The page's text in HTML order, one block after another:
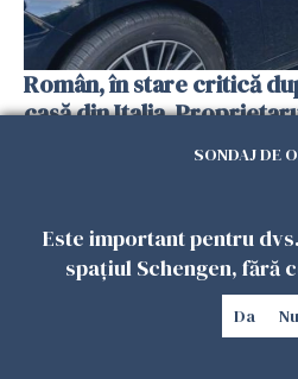
Român, în stare critică
casă din Italia.
apărat cu un cuțitSONDAJ DE
Este important pentru
spațiul Schengen, fără
Da Nu